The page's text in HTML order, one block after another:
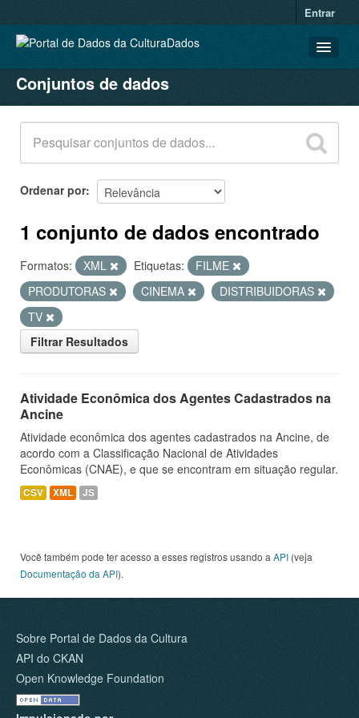
Entrar
CONJUNTOS DE DADOS
ORGANIZAÇÕES
GRUPOS
SOBRE
Conjuntos de dados
Ordenar por
1 conjunto de dados encontrado
Formatos: XML Etiquetas:
FILME
PRODUTORAS
CINEMA
DISTRIBUIDORAS
TV
Filtrar Resultados
Atividade Econômica dos Agentes Cadastrados na
Ancine
Atividade econômica dos agentes cadastrados na Ancine, de
acordo com a Classificação Nacional de Atividades
Econômicas (CNAE), e que se encontram em situação regular.
CSV XML JS
Você também pode ter acesso a esses registros usando a API (veja
Documentação da API).
Sobre Portal de Dados da Cultura
API do CKAN
Open Knowledge Foundation